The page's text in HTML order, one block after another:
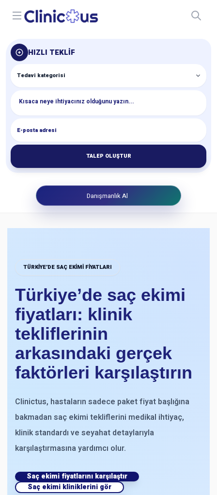
Open menu
HIZLI TEKLIF
TALEP OLUŞTUR
Danışmanlık Al
TÜRKIYE’DE SAÇ EKIMI FIYATLARI
Türkiye’de saç ekimi
fiyatları: klinik
tekliflerinin
arkasındaki gerçek
faktörleri karşılaştırın
Clinictus, hastaların sadece paket fiyat başlığına
bakmadan saç ekimi tekliflerini medikal ihtiyaç,
klinik standardı ve seyahat detaylarıyla
karşılaştırmasına yardımcı olur.
Saç ekimi fiyatlarını karşılaştır
Saç ekimi kliniklerini gör